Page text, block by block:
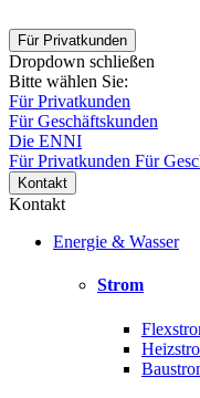
Für Privatkunden
Dropdown schließen
Bitte wählen Sie:
Für Privatkunden
Für Geschäftskunden
Die ENNI
Für Privatkunden Für
Kontakt
Kontakt
Energie & Wasser
Strom